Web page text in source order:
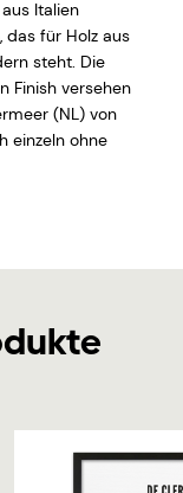
Italien
das für Holz aus
steht. Die
Finish versehen
(NL) von
einzeln ohne